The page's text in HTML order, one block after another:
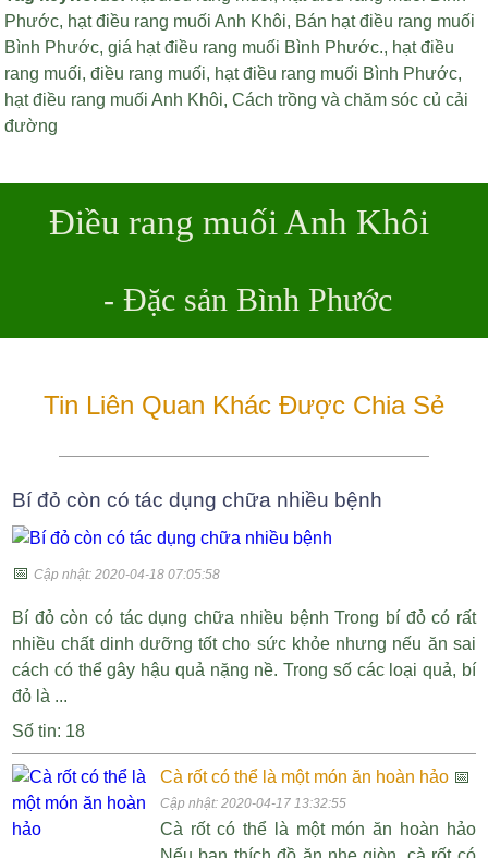
Phước, hạt điều rang muối Anh Khôi, Bán hạt điều rang muối
Bình Phước,giá hạt điều rang muối Bình Phước., hạt điều
rang muối,điều rang muối, hạt điều rang muối Bình Phước,
hạt điều rang muối Anh Khôi,Cách trồng và chăm sóc củ cải
đường
Điều rang muối Anh Khôi
- Đặc sản Bình Phước
Tin Liên Quan Khác Được Chia Sẻ
Bí đỏ còn có tác dụng chữa nhiều bệnh
📅Cập nhật: 2020-04-18 07:05:58
Bí đỏ còn có tác dụng chữa nhiều bệnh Trong bí đỏ có rất
nhiều chất dinh dưỡng tốt cho sức khỏe nhưng nếu ăn sai
cách có thể gây hậu quả nặng nề. Trong số các loại quả, bí
đỏ là ...
Số tin: 18
Cà rốt có thể là một món ăn hoàn hảo📅
Cập nhật: 2020-04-17 13:32:55
Cà rốt có thể là một món ăn hoàn hảo